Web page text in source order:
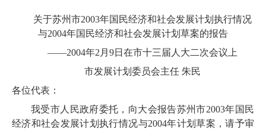
关于苏州市2003年国民经济和社会发展计划执行情况
与2004年国民经济和社会发展计划草案的报告
——2004年2月9日在市十三届人大二次会议上
市发展计划委员会主任 朱民
各位代表：
我受市人民政府委托，向大会报告苏州市2003年国民
经济和社会发展计划执行情况与2004年计划草案，请予审